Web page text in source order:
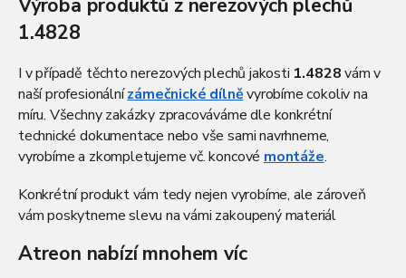
á
c
í
p
r
v
k
v
ý
p
s
1.4828
I v případě těchto nerezových plechů jakosti 1.4828vám v
naší profesionálnízámečnické dílněvyrobíme cokoliv na
míru. Všechny zakázky zpracováváme dle konkrétní
technické dokumentace nebo vše sami navrhneme,
vyrobíme a zkompletujeme vč. koncové montáže.
Konkrétní produkt vám tedy nejen vyrobíme, ale zároveň
vám poskytneme slevu na vámi zakoupený materiál
Atreon nabízí mnohem víc